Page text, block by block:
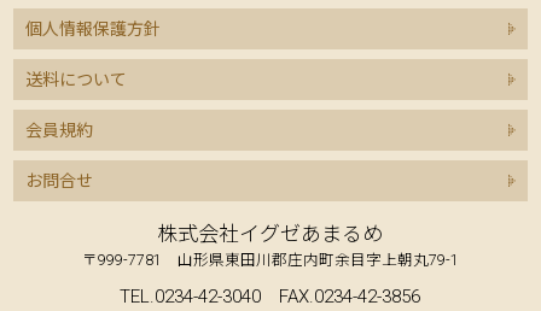
個人情報保護方針
送料について
会員規約
お問合せ
株式会社イグゼあまるめ
〒999-7781 山形県東田川郡庄内町余目字上朝丸79-1
TEL.0234-42-3040 FAX.0234-42-3856